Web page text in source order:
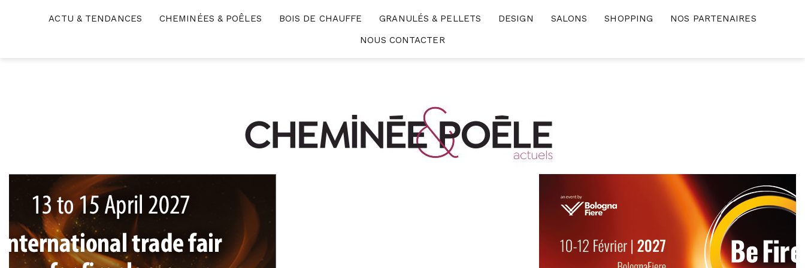
ACTU & TENDANCES CHEMINÉES & POÊLES BOIS DE CHAUFFE GRANULÉS & PELLETS DESIGN SALONS SHOPPING
NOS PARTENAIRES
NOUS CONTACTER